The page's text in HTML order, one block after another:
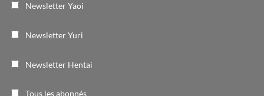
Newsletter Yaoi
Newsletter Yuri
Newsletter Hentai
Tous les abonnés